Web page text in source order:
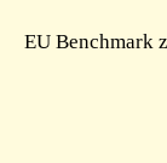
EU Benchmark